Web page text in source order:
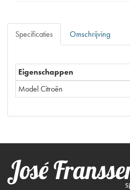
Specificaties Omschrijving
Eigenschappen
Model Citroën